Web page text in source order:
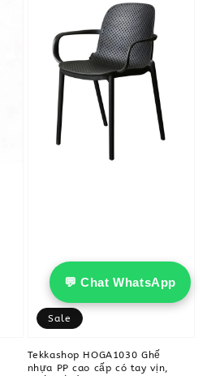
💬 Chat WhatsApp
Sale
Tekkashop HOGA1030 Ghế
nhựa PP cao cấp có tay vịn,